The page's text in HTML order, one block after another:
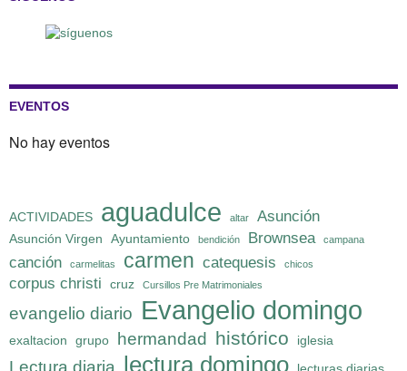
EVENTOS
No hay eventos
ACTIVIDADES aguadulce altar Asunción
Asunción Virgen Ayuntamiento bendición Brownsea campana
canción carmelitas carmen catequesis chicos
corpus christi cruz Cursillos Pre Matrimoniales
evangelio diario Evangelio domingo
exaltacion grupo hermandad histórico iglesia
Lectura diaria lectura domingo